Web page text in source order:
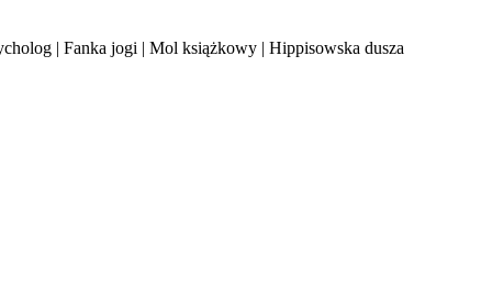
| Fanka jogi | Mol książkowy | Hippisowska dusza